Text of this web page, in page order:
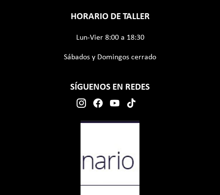
HORARIO DE TALLER
Lun-Vier 8:00 a 18:30
Sábados y Domingos cerrado
SÍGUENOS EN REDES